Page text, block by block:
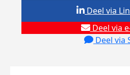
Deel via
Deel via
Deel via